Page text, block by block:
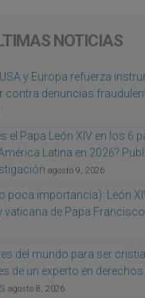
NOTICIAS
y Europa refuerza
contra denuncias
el Papa León XIV en los 6
Latina en 2026?
agosto 9, 2026
poca importancia): León
vaticana de Papa Francisco
del mundo para ser
de un experto en derechos
agosto 8, 2026